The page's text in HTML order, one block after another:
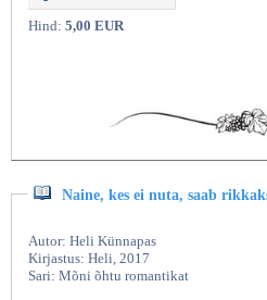
Hind: 5,00 EUR
Naine, kes ei nuta, saab
Autor: Heli Künnapas
Kirjastus: Heli, 2017
Sari: Mõni õhtu romantikat